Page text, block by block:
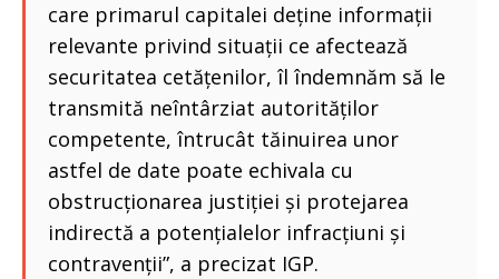
care primarul capitalei deține informații
relevante privind situații ce afectează
securitatea cetățenilor, îl îndemnăm să le
transmită neîntârziat autorităților
competente, întrucât tăinuirea unor
astfel de date poate echivala cu
obstrucționarea justiției și protejarea
indirectă a potențialelor infracțiuni și
contravenții”, a precizat IGP.